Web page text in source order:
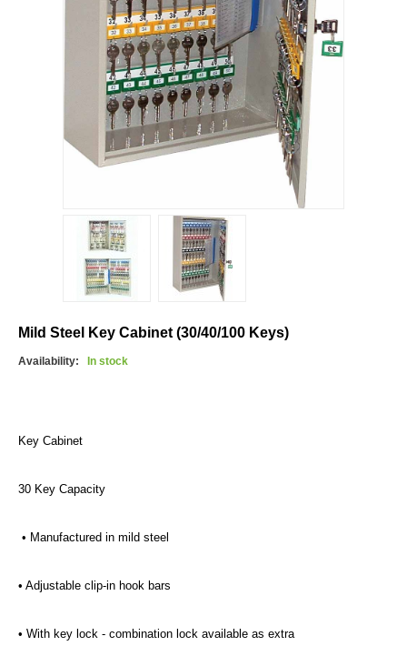
Mild Steel Key Cabinet (30/40/100 Keys)
Availability: In stock
Key Cabinet
30 Key Capacity
• Manufactured in mild steel
• Adjustable clip-in hook bars
• With key lock - combination lock available as extra